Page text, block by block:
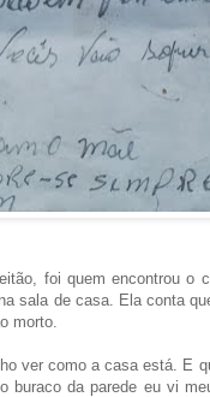
foi quem encontrou o
sala de casa. Ela conta
morto.
ver como a casa está. E
buraco da parede eu vi